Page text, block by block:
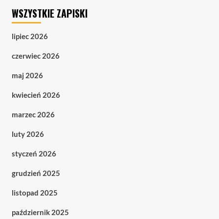
WSZYSTKIE ZAPISKI
lipiec 2026
czerwiec 2026
maj 2026
kwiecień 2026
marzec 2026
luty 2026
styczeń 2026
grudzień 2025
listopad 2025
październik 2025